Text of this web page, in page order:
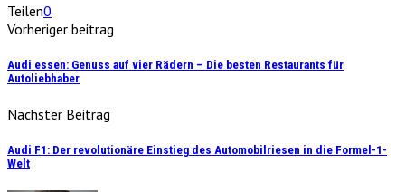
Teilen0
Vorheriger beitrag
Audi essen: Genuss auf vier Rädern – Die besten Restaurants für
Autoliebhaber
Nächster Beitrag
Audi F1: Der revolutionäre Einstieg des Automobilriesen in die Formel-1-
Welt